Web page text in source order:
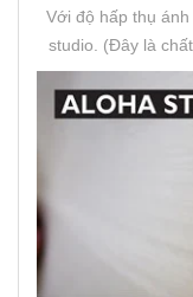
Với độ hấp thụ
studio. (Đây là